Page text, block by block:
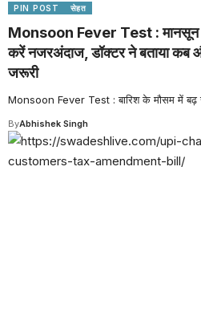
PIN POST सेहत
Monsoon Fever Test : मानसून में
करें नजरअंदाज, डॉक्टर ने बताया कब
जरूरी
Monsoon Fever Test : बारिश के मौसम में बढ़
ByAbhishek Singh